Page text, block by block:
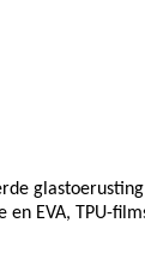
EVA, TPU-